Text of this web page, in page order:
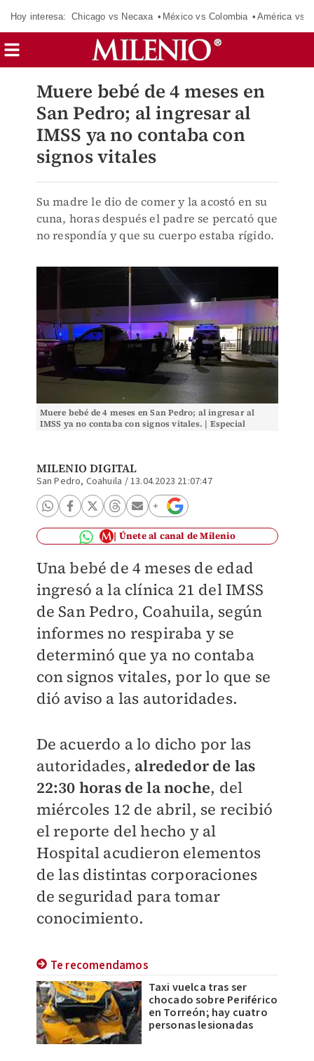
Hoy interesa: Chicago vs Necaxa México vs Colombia América vs
Muere bebé de 4 meses en
San Pedro; al ingresar al
IMSS ya no contaba con
signos vitales
Su madre le dio de comer y la acostó en su
cuna, horas después el padre se percató que
no respondía y que su cuerpo estaba rígido.
Muere bebé de 4 meses en San Pedro; al ingresar al
IMSS ya no contaba con signos vitales. | Especial
MILENIO DIGITAL
San Pedro, Coahuila /13.04.2023 21:07:47
Únete al canal de Milenio
Una bebé de 4 meses de edad
ingresó a la clínica 21 del IMSS
de San Pedro, Coahuila, según
informes no respiraba y se
determinó que ya no contaba
con signos vitales, por lo que se
dió aviso a las autoridades.
De acuerdo a lo dicho por las
autoridades, alrededor de las
22:30 horas de la noche, del
miércoles 12 de abril, se recibió
el reporte del hecho y al
Hospital acudieron elementos
de las distintas corporaciones
de seguridad para tomar
conocimiento.
Te recomendamos
Taxi vuelca tras ser
chocado sobre Periférico
en Torreón; hay cuatro
personas lesionadas